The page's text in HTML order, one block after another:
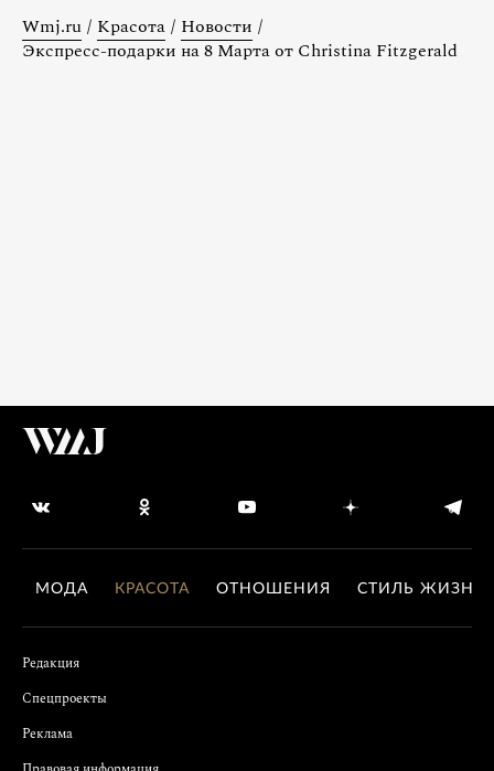
Wmj.ru / Красота / Новости /
Экспресс-подарки на 8 Марта от Christina Fitzgerald
МОДА КРАСОТА ОТНОШЕНИЯ СТИЛЬ ЖИЗНИ
Редакция
Спецпроекты
Реклама